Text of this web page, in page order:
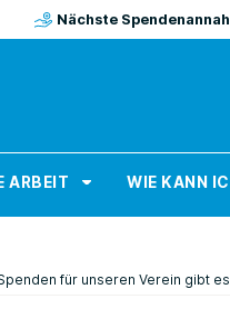
Nächste
ARBEIT WIE KANN
für unseren Verein gibt